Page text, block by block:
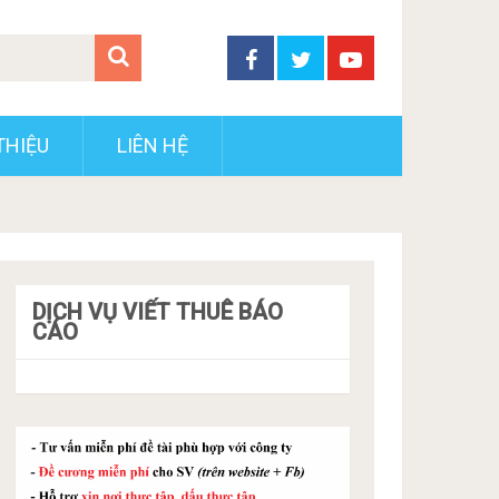
LIÊN HỆ
DỊCH VỤ VIẾT THUÊ BÁO
CÁO